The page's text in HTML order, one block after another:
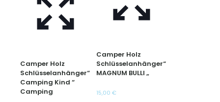
Camper Holz
Schlüsselanhänger“
Camping Kind “
Camping
Camper Holz
Schlüsselanhänger“
MAGNUM BULLI „
15,00€